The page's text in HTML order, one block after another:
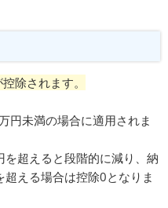
除されます。
円未満の場合に適用されま
超えると段階的に減り、納
える場合は控除0となりま